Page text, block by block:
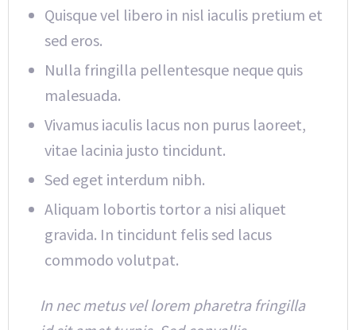
Quisque vel libero in nisl iaculis pretium et
sed eros.
Nulla fringilla pellentesque neque quis
malesuada.
Vivamus iaculis lacus non purus laoreet,
vitae lacinia justo tincidunt.
Sed eget interdum nibh.
Aliquam lobortis tortor a nisi aliquet
gravida. In tincidunt felis sed lacus
commodo volutpat.
In nec metus vel lorem pharetra fringilla